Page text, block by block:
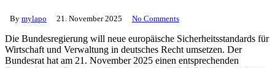
By mylapo 21. November 2025 No Comments
Die Bundesregierung will neue europäische Sicherheitsstandards für
Wirtschaft und Verwaltung in deutsches Recht umsetzen. Der
Bundesrat hat am 21. November 2025 einen entsprechenden